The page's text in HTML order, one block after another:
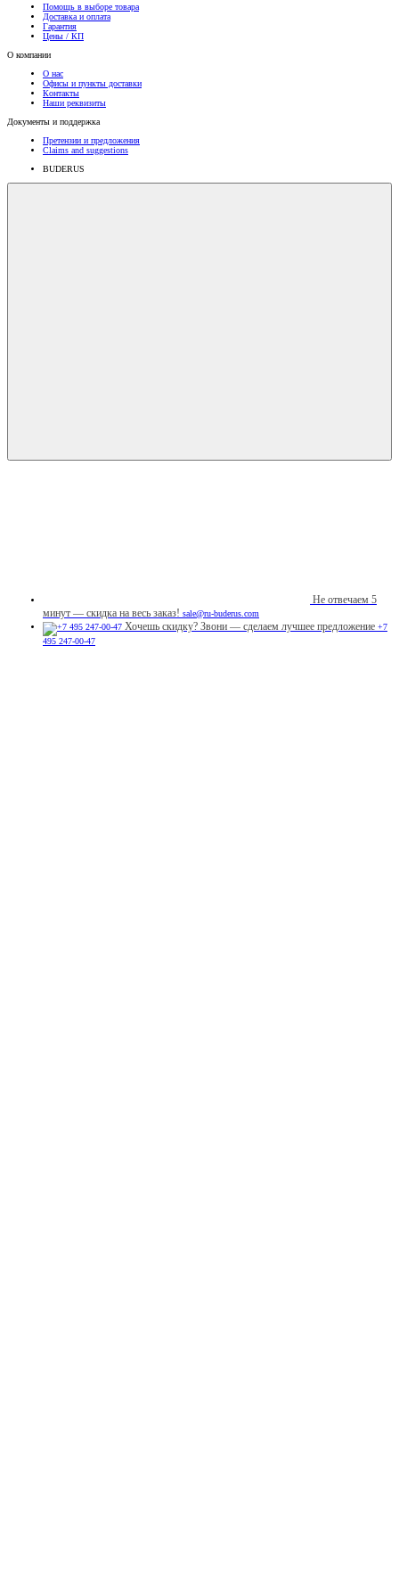
Помощь в выборе товара
Доставка и оплата
Гарантия
Цены / КП
О компании
О нас
Офисы и пункты доставки
Контакты
Наши реквизиты
Документы и поддержка
Претензии и предложения
Claims and suggestions
BUDERUS
Не отвечаем 5
минут — скидка на весь заказ! sale@ru-buderus.com
Хочешь скидку? Звони — сделаем лучшее предложение +7
495 247-00-47